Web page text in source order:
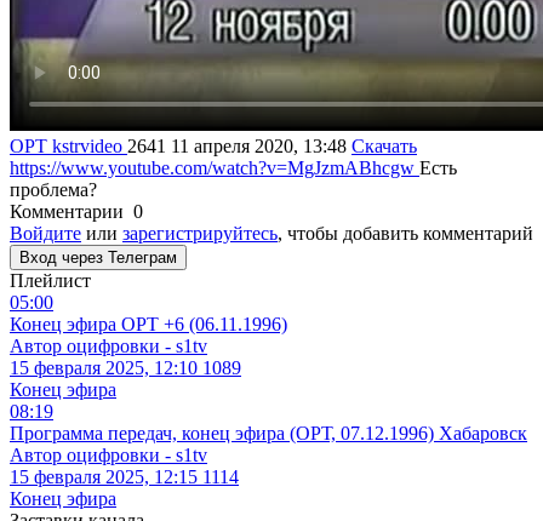
ОРТ kstrvideo 2641 11 апреля 2020, 13:48 Скачать
https://www.youtube.com/watch?v=MgJzmABhcgw Есть
проблема?
Комментарии 0
Войдите или зарегистрируйтесь, чтобы добавить комментарий
Вход через Телеграм
Плейлист
05:00
Конец эфира ОРТ +6 (06.11.1996)
Автор оцифровки - s1tv
15 февраля 2025, 12:10 1089
Конец эфира
08:19
Программа передач, конец эфира (ОРТ, 07.12.1996) Хабаровск
Автор оцифровки - s1tv
15 февраля 2025, 12:15 1114
Конец эфира